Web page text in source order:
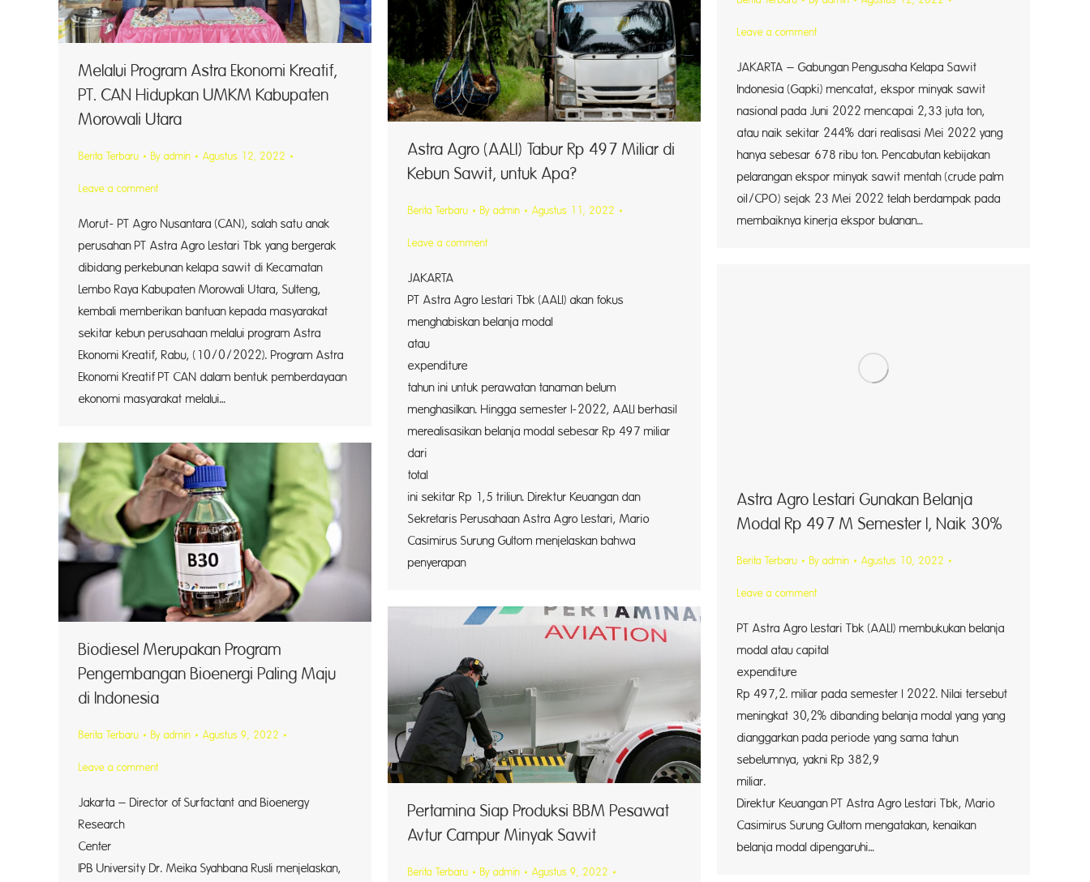
Leave a comment
JAKARTA – Gabungan Pengusaha Kelapa Sawit
Indonesia (Gapki) mencatat, ekspor minyak sawit
nasional pada Juni 2022 mencapai 2,33 juta ton,
atau naik sekitar 244% dari realisasi Mei 2022 yang
hanya sebesar 678 ribu ton. Pencabutan kebijakan
pelarangan ekspor minyak sawit mentah (crude palm
oil/CPO) sejak 23 Mei 2022 telah berdampak pada
membaiknya kinerja ekspor bulanan…
Melalui Program Astra Ekonomi Kreatif,
PT. CAN Hidupkan UMKM Kabupaten
Morowali Utara
Berita Terbaru By admin Agustus 12, 2022
Leave a comment
Morut- PT Agro Nusantara (CAN), salah satu anak
perusahan PT Astra Agro Lestari Tbk yang bergerak
dibidang perkebunan kelapa sawit di Kecamatan
Lembo Raya Kabupaten Morowali Utara, Sulteng,
kembali memberikan bantuan kepada masyarakat
sekitar kebun perusahaan melalui program Astra
Ekonomi Kreatif, Rabu, (10/0/2022). Program Astra
Ekonomi Kreatif PT CAN dalam bentuk pemberdayaan
ekonomi masyarakat melalui…
Astra Agro (AALI) Tabur Rp 497 Miliar di
Kebun Sawit, untuk Apa?
Berita Terbaru By admin Agustus 11, 2022
Leave a comment
JAKARTA –
PT Astra Agro Lestari Tbk (AALI) akan fokus
menghabiskan belanja modal
atau capital
expenditure (capex)
tahun ini untuk perawatan tanaman belum
menghasilkan. Hingga semester I-2022, AALI berhasil
merealisasikan belanja modal sebesar Rp 497 miliar
dari
total capex
ini sekitar Rp 1,5 triliun. Direktur Keuangan dan
Sekretaris Perusahaan Astra Agro Lestari, Mario
Casimirus Surung Gultom menjelaskan bahwa
penyerapan capex
Astra Agro Lestari Gunakan Belanja
Modal Rp 497 M Semester I, Naik 30%
Berita Terbaru By admin Agustus 10, 2022
Leave a comment
PT Astra Agro Lestari Tbk (AALI) membukukan belanja
modal atau capital
expenditure
Rp 497,2. miliar pada semester I 2022. Nilai tersebut
meningkat 30,2% dibanding belanja modal yang yang
dianggarkan pada periode yang sama tahun
sebelumnya, yakni Rp 382,9
Direktur Keuangan PT Astra Agro Lestari Tbk, Mario
Casimirus Surung Gultom mengatakan, kenaikan
belanja modal dipengaruhi…
Biodiesel Merupakan Program
Pengembangan Bioenergi Paling Maju
di Indonesia
Berita Terbaru By admin Agustus 9, 2022
Leave a comment
Jakarta – Director of Surfactant and Bioenergy
Research
Center (SBRC),
IPB University Dr. Meika Syahbana Rusli menjelaskan,
Pertamina Siap Produksi BBM Pesawat
Avtur Campur Minyak Sawit
Berita Terbaru By admin Agustus 9, 2022